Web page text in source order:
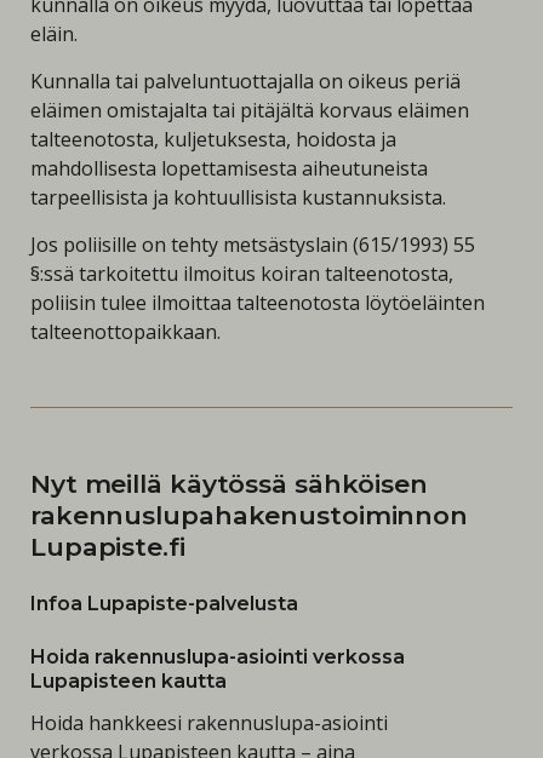
eläin.
Kunnalla tai palveluntuottajalla on oikeus periä
eläimen omistajalta tai pitäjältä korvaus eläimen
talteenotosta, kuljetuksesta, hoidosta ja
mahdollisesta lopettamisesta aiheutuneista
tarpeellisista ja kohtuullisista kustannuksista.
Jos poliisille on tehty metsästyslain (615/1993) 55
§:ssä tarkoitettu ilmoitus koiran talteenotosta,
poliisin tulee ilmoittaa talteenotosta löytöeläinten
talteenottopaikkaan.
Nyt meillä käytössä sähköisen
rakennuslupahakenustoiminnon
Lupapiste.fi
Infoa Lupapiste-palvelusta
Hoida rakennuslupa-asiointi verkossa
Lupapisteen kautta
Hoida hankkeesi rakennuslupa-asiointi
verkossa Lupapisteen kautta – aina